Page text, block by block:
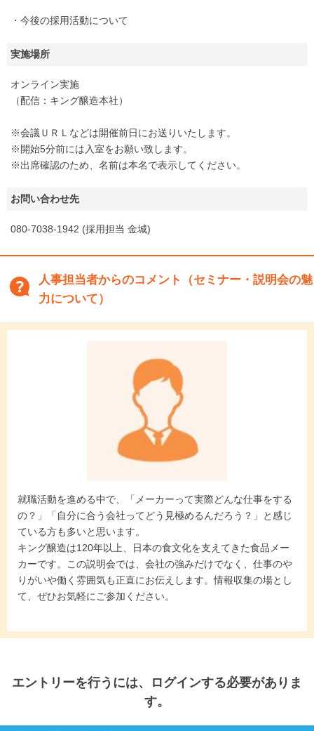
・今後の採用活動について
実施場所
オンライン実施
（配信：キング醸造本社）
※会議ＵＲＬなどは開催前日にお送りいたします。
※開始5分前には入室をお願い致します。
※出席確認のため、名前は本名で表示してください。
お問い合わせ先
080-7038-1942 (採用担当 金城)
人事担当者からのコメント（セミナー・説明会の魅
力について）
就職活動を進める中で、「メーカーって実際どんな仕事をする
の？」「自分に合う会社ってどう見極めるんだろう？」と感じ
ている方も多いと思います。
キング醸造は120年以上、日本の食文化を支えてきた食品メー
カーです。この説明会では、会社の強みだけでなく、仕事のや
りがいや働く雰囲気も正直にお伝えします。情報収集の場とし
て、ぜひお気軽にご参加ください。
エントリーを行うには、ログインする必要がありま
す。